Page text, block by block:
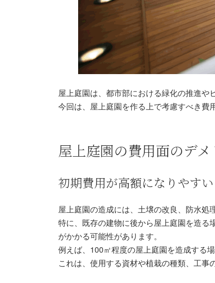
屋上庭園は、都市部における緑化の推進や
今回は、屋上庭園を作る上で考慮すべき費
屋上庭園の費用面のデメ
初期費用が高額になりやすい
屋上庭園の造成には、土壌の改良、防水処
特に、既存の建物に後から屋上庭園を造る
がかかる可能性があります。
例えば、100㎡程度の屋上庭園を造成する
これは、使用する資材や植栽の種類、工事